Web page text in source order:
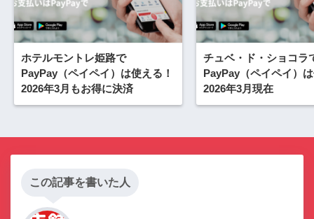
ホテルモントレ姫路で
PayPay（ペイペイ）は使える！
2026年3月もお得に決済
チュベ・ド・ショコラ
PayPay（ペイペイ）
2026年3月現在
この記事を書いた人